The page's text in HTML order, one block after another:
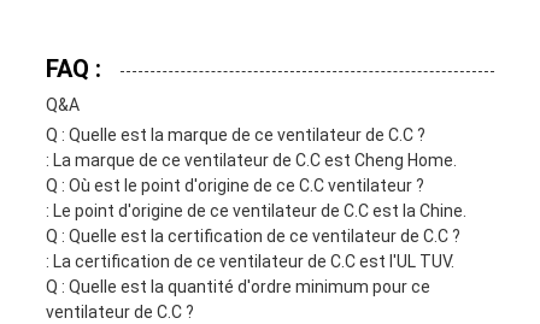
FAQ :
Q&A
Q : Quelle est la marque de ce ventilateur de C.C ?
: La marque de ce ventilateur de C.C est Cheng Home.
Q : Où est le point d'origine de ce C.C ventilateur ?
: Le point d'origine de ce ventilateur de C.C est la Chine.
Q : Quelle est la certification de ce ventilateur de C.C ?
: La certification de ce ventilateur de C.C est l'UL TUV.
Q : Quelle est la quantité d'ordre minimum pour ce
ventilateur de C.C ?